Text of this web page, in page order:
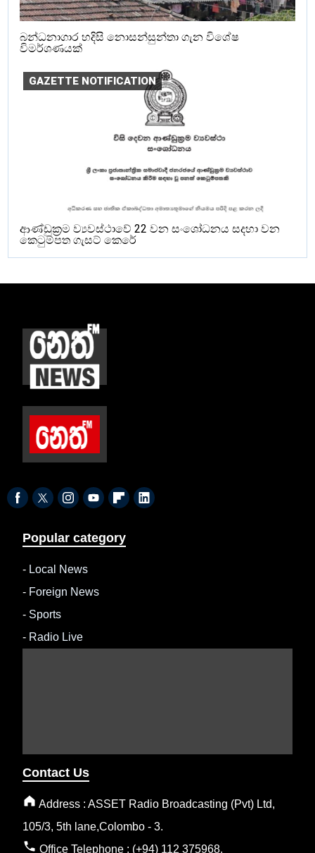
බන්ධනාගාර හදිසි නොසන්සුන්තා ගැන විශේෂ
විමර්ශණයක්
GAZETTE NOTIFICATION
ආණ්ඩුක්‍රම ව්‍යවස්ථාවේ 22 වන සංශෝධනය සදහා වන
කෙටුම්පත ගැසට් කෙරේ
Popular category
- Local News
- Foreign News
- Sports
- Radio Live
Contact Us
Address : ASSET Radio Broadcasting (Pvt) Ltd,
105/3, 5th lane,Colombo - 3.
Office Telephone : (+94) 112 375968.